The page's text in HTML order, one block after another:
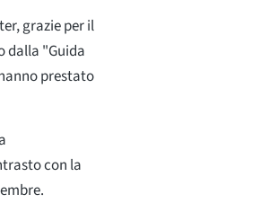
grazie per il
dalla "Guida
prestato
con la